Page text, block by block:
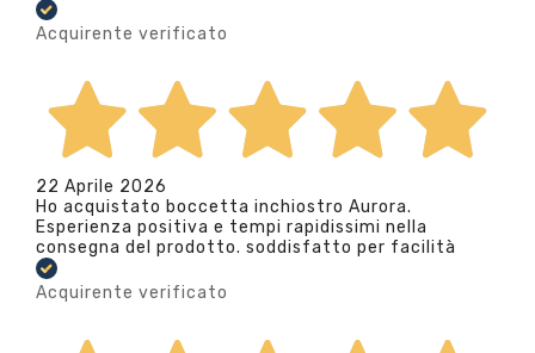
Acquirente verificato
22 Aprile 2026
Ho acquistato boccetta inchiostro Aurora.
Esperienza positiva e tempi rapidissimi nella
consegna del prodotto. soddisfatto per facilità
Acquirente verificato